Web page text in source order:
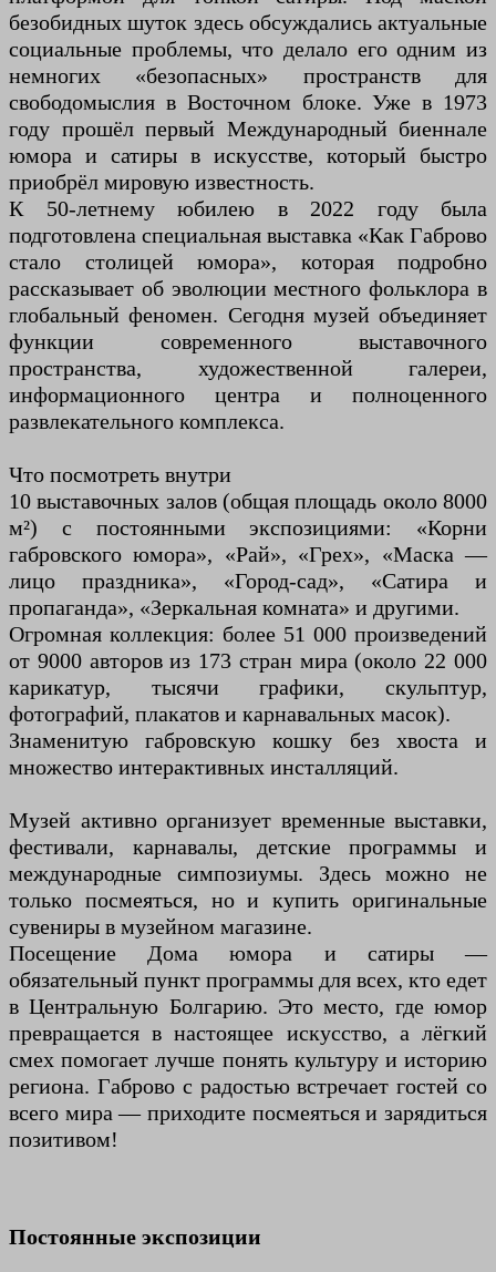
безобидных шуток здесь обсуждались актуальные
социальные проблемы, что делало его одним из
немногих «безопасных» пространств для
свободомыслия в Восточном блоке. Уже в 1973
году прошёл первый Международный биеннале
юмора и сатиры в искусстве, который быстро
приобрёл мировую известность.
К 50-летнему юбилею в 2022 году была
подготовлена специальная выставка «Как Габрово
стало столицей юмора», которая подробно
рассказывает об эволюции местного фольклора в
глобальный феномен. Сегодня музей объединяет
функции современного выставочного
пространства, художественной галереи,
информационного центра и полноценного
развлекательного комплекса.
Что посмотреть внутри
10 выставочных залов (общая площадь около 8000
м²) с постоянными экспозициями: «Корни
габровского юмора», «Рай», «Грех», «Маска —
лицо праздника», «Город-сад», «Сатира и
пропаганда», «Зеркальная комната» и другими.
Огромная коллекция: более 51 000 произведений
от 9000 авторов из 173 стран мира (около 22 000
карикатур, тысячи графики, скульптур,
фотографий, плакатов и карнавальных масок).
Знаменитую габровскую кошку без хвоста и
множество интерактивных инсталляций.
Музей активно организует временные выставки,
фестивали, карнавалы, детские программы и
международные симпозиумы. Здесь можно не
только посмеяться, но и купить оригинальные
сувениры в музейном магазине.
Посещение Дома юмора и сатиры —
обязательный пункт программы для всех, кто едет
в Центральную Болгарию. Это место, где юмор
превращается в настоящее искусство, а лёгкий
смех помогает лучше понять культуру и историю
региона. Габрово с радостью встречает гостей со
всего мира — приходите посмеяться и зарядиться
позитивом!
Постоянные экспозиции